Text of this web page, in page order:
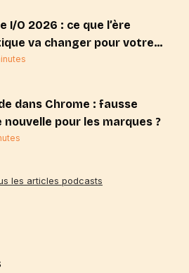
I/O 2026 : ce que l’ère
va changer pour votre
de marque
dans Chrome : fausse
nouvelle pour les marques ?
les articles podcasts